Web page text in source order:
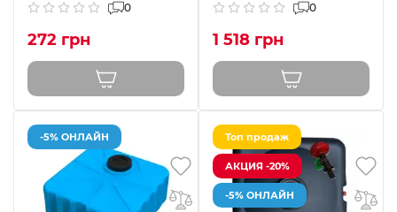
0
272 грн
0
1 518 грн
-5% ОНЛАЙН Топ продаж
АКЦИЯ -20%
-5% ОНЛАЙН